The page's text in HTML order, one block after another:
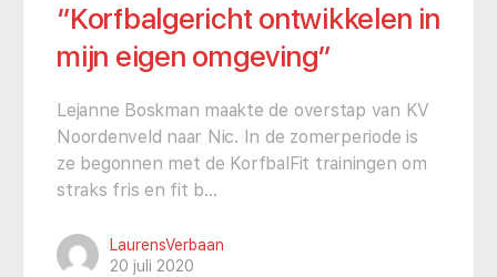
”Korfbalgericht ontwikkelen in
mijn eigen omgeving”
Lejanne Boskman maakte de overstap van KV
Noordenveld naar Nic. In de zomerperiode is
ze begonnen met de KorfbalFit trainingen om
straks fris en fit b…
LaurensVerbaan
20 juli 2020